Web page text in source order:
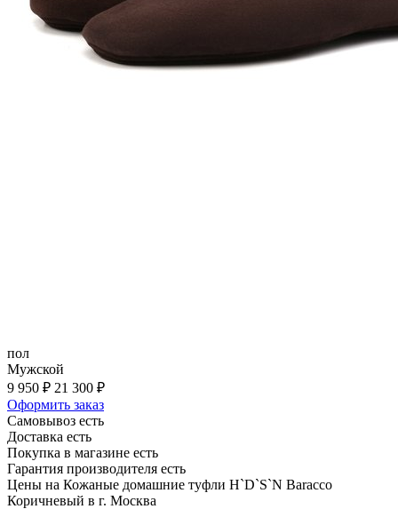
пол
Мужской
9 950 ₽ 21 300 ₽
Оформить заказ
Самовывоз есть
Доставка есть
Покупка в магазине есть
Гарантия производителя есть
Цены на Кожаные домашние туфли H`D`S`N Baracco
Коричневый в г. Москва